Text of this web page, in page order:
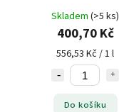
Skladem (>5 ks)
400,70 Kč
556,53 Kč / 1 l
Do košíku